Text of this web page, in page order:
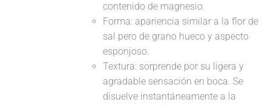
contenido de magnesio.
Forma: apariencia similar a la flor de
sal pero de grano hueco y aspecto
esponjoso.
Textura: sorprende por su ligera y
agradable sensación en boca. Se
disuelve instantáneamente a la